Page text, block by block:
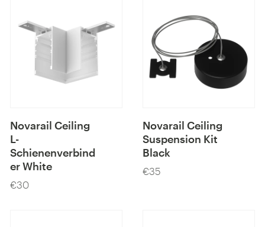
Novarail Ceiling
L-
Schienenverbind
er White
Preis
€30
Novarail Ceiling
Suspension Kit
Black
Preis
€35